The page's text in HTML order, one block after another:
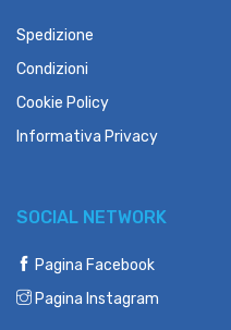
Spedizione
Condizioni
Cookie Policy
Informativa Privacy
SOCIAL NETWORK
Pagina Facebook
Pagina Instagram